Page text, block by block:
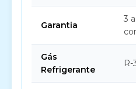
Garantia
3
Gás
Refrigerante
R-